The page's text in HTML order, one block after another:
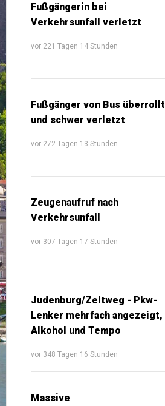
Fußgängerin bei
Verkehrsunfall verletzt
vor 221 Tagen 14 Stunden
Fußgänger von Bus überrollt
und schwer verletzt
vor 272 Tagen 13 Stunden
Zeugenaufruf nach
Verkehrsunfall
vor 307 Tagen 17 Stunden
Judenburg/Zeltweg - Pkw-
Lenker mehrfach angezeigt,
Alkohol und Tempo
vor 348 Tagen 16 Stunden
Massive